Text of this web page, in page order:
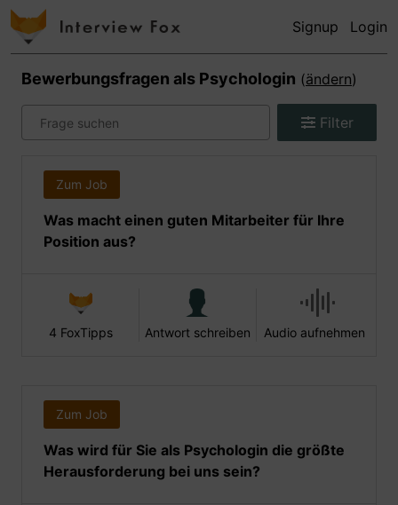
Signup Login
Bewerbungsfragen als Psychologin (ändern)
Filter
Zum Job
Was macht einen guten Mitarbeiter für Ihre
Position aus?
4 FoxTipps Antwort schreiben Audio aufnehmen
Zum Job
Was wird für Sie als Psychologin die größte
Herausforderung bei uns sein?